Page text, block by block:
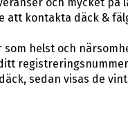
kontakta däck &
helst och
sedan visas de